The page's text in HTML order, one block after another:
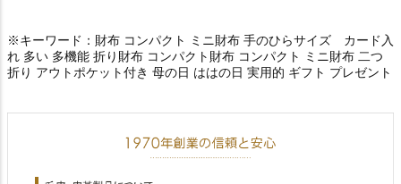
※キーワード：財布 コンパクト ミニ財布 手のひらサイズ カード入
れ 多い 多機能 折り財布 コンパクト財布 コンパクト ミニ財布 二つ
折り アウトポケット付き 母の日 ははの日 実用的 ギフト プレゼント